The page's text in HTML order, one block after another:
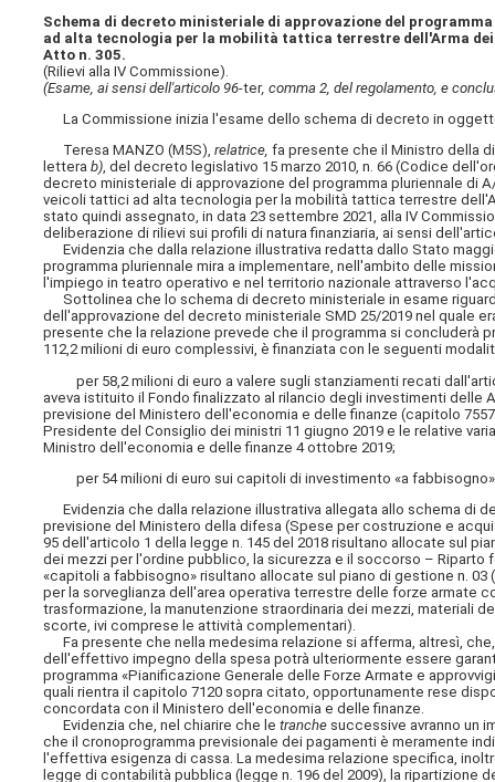
Schema di decreto ministeriale di approvazione del
ad alta tecnologia per la mobilità tattica terrestre dell'Arma
Atto n. 305.
(Rilievi alla IV Commissione).
(Esame, ai sensi dell'articolo 96-ter, comma 2, del regolamento, e
La Commissione inizia l'esame dello schema di decreto in
Teresa MANZO (M5S),relatrice, fa presente che il Ministro della
letterab), del decreto legislativo 15 marzo 2010, n. 66 (Codice
decreto ministeriale di approvazione del programma pluriennale di
veicoli tattici ad alta tecnologia per la mobilità tattica terrestre
stato quindi assegnato, in data 23 settembre 2021, alla IV
deliberazione di rilievi sui profili di natura finanziaria, ai sensi
Evidenzia che dalla relazione illustrativa redatta dallo Stato
programma pluriennale mira a implementare, nell'ambito delle
l'impiego in teatro operativo e nel territorio nazionale attraverso
Sottolinea che lo schema di decreto ministeriale in esame
dell'approvazione del decreto ministeriale SMD 25/2019 nel quale
presente che la relazione prevede che il programma si concluderà
112,2 milioni di euro complessivi, è finanziata con le seguenti
per 58,2 milioni di euro a valere sugli stanziamenti recati
aveva istituito il Fondo finalizzato al rilancio degli investimenti
previsione del Ministero dell'economia edelle finanze (capitolo
Presidente del Consiglio dei ministri 11 giugno 2019 e le relative
Ministro dell'economia e delle finanze 4 ottobre 2019;
per 54 milioni di euro sui capitoli di investimento «a
Evidenzia che dalla relazione illustrativa allegata allo schema di
previsione del Ministero della difesa (Spese per costruzione e
95 dell'articolo 1 della legge n. 145 del 2018 risultano allocate sul
dei mezzi per l'ordine pubblico, la sicurezza e il soccorso –
«capitoli a fabbisogno» risultano allocate sul piano di gestione n.
per la sorveglianza dell'area operativa terrestre delle forze armate
trasformazione, la manutenzione straordinaria dei mezzi, materiali
scorte, ivi comprese le attività complementari).
Fa presente che nella medesima relazione si afferma, altresì,
dell'effettivo impegno della spesa potrà ulteriormente essere
programma «Pianificazione Generale delle Forze Armate e
quali rientra il capitolo 7120 sopra citato, opportunamente rese
concordata con il Ministero dell'economia e delle finanze.
Evidenzia che, nel chiarire che letranche successive avranno un
che il cronoprogramma previsionale dei pagamenti è meramente
l'effettiva esigenza di cassa. La medesima relazione specifica,
legge di contabilità pubblica (legge n. 196 del 2009), la